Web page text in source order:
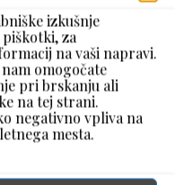
izkušnje
za
na vaši napravi.
omogočate
pri brskanju ali
na tej strani.
negativno vpliva na
mesta.
, spilla in filigrana